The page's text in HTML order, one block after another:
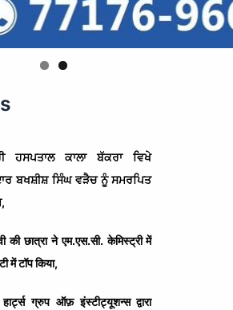
ਹਸਪਤਾਲ ਕਾਲਾ ਬੱਕਰਾ ਵਿਖੇ
ਬਖਸ਼ੀਸ਼ ਸਿੰਘ ਵੜੈਚ ਨੂੰ ਸਮਰਪਿਤ
की छात्रा ने एम.एस.सी. केमिस्ट्री में
में टॉप किया,
ग्रुप ऑफ़ इंस्टीट्यूशन्स द्वारा